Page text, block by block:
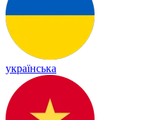
українська